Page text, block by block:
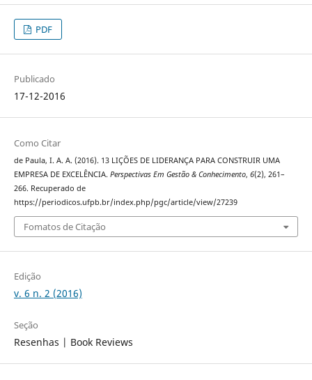
PDF
Publicado
17-12-2016
Como Citar
de Paula, I. A. A. (2016). 13 LIÇÕES DE LIDERANÇA PARA CONSTRUIR UMA
EMPRESA DE EXCELÊNCIA. Perspectivas Em Gestão & Conhecimento, 6(2), 261–
266. Recuperado de
https://periodicos.ufpb.br/index.php/pgc/article/view/27239
Fomatos de Citação
Edição
v. 6 n. 2 (2016)
Seção
Resenhas | Book Reviews